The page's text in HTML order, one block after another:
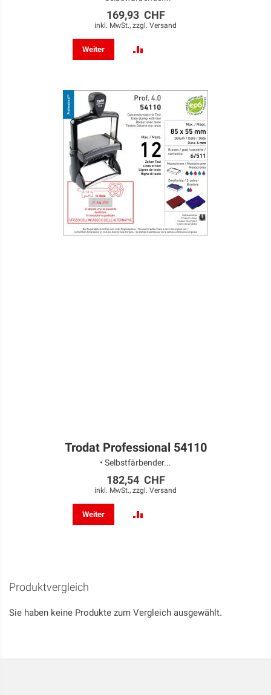
169,93 CHF
inkl. MwSt., zzgl. Versand
Weiter
HINZUFÜGEN
Trodat Professional 54110
• Selbstfärbender...
182,54 CHF
inkl. MwSt., zzgl. Versand
Weiter
Produktvergleich
Sie haben keine Produkte zum Vergleich ausgewählt.